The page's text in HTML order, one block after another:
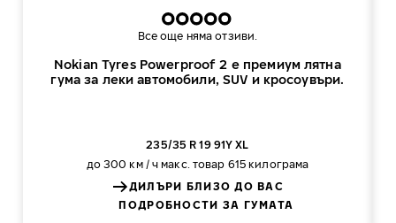
Nokian Tyres Powerproof 2 е премиум лятна
гума за леки автомобили, SUV и кросоувъри.
Все още няма отзиви.
235/35 R 19 91Y XL
до 300 км / ч макс. товар 615 килограма
ДИЛЪРИ БЛИЗО ДО ВАС
ПОДРОБНОСТИ ЗА ГУМАТА